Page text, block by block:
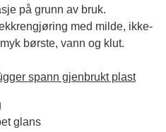
på grunn av bruk.
med milde, ikke-
børste, vann og klut.
spann gjenbrukt plast
glans